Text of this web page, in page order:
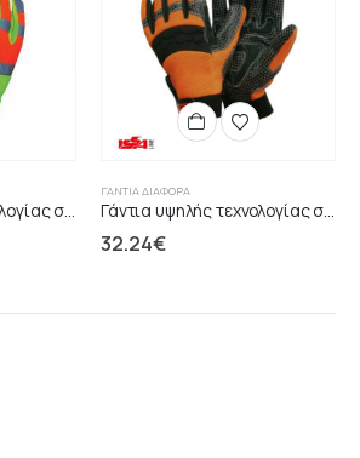
ΓΆΝΤΙΑ ΔΙΆΦΟΡΑ
32.24€